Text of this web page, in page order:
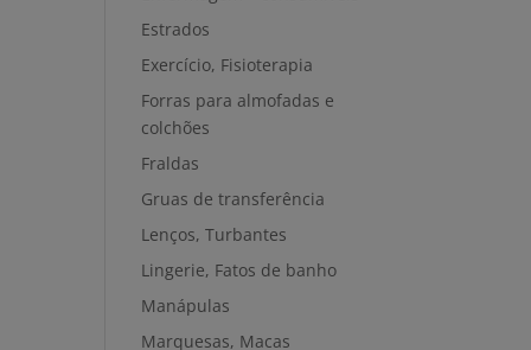
Estrados
Exercício, Fisioterapia
Forras para almofadas e
colchões
Fraldas
Gruas de transferência
Lenços, Turbantes
Lingerie, Fatos de banho
Manápulas
Marquesas, Macas